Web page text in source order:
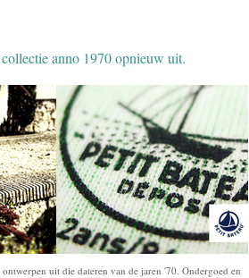
anno 1970 opnieuw uit.
ontwerpen uit die dateren van de jaren '70. Ondergoed en